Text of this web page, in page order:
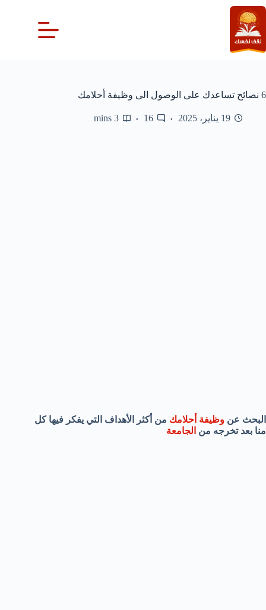
التجاوز
إلى
المحتوى
6 نصائح تساعدك على الوصول الى وظيفة أحلامك
19 يناير، 2025 16
3 mins
البحث عن وظيفة أحلامك من أكثر الأهداف التي يفكر فيها كل
منا بعد تخرجه من الجامعة